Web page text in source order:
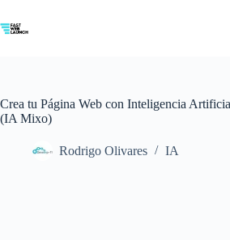
al
contenido
Crea tu Página Web con Inteligencia
(IA Mixo)
Rodrigo Olivares IA